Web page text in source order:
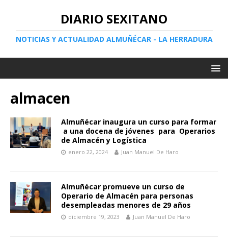
DIARIO SEXITANO
NOTICIAS Y ACTUALIDAD ALMUÑÉCAR - LA HERRADURA
almacen
Almuñécar inaugura un curso para formar
a una docena de jóvenes para Operarios
de Almacén y Logística
enero 22, 2024 Juan Manuel De Haro
Almuñécar promueve un curso de
Operario de Almacén para personas
desempleadas menores de 29 años
diciembre 19, 2023 Juan Manuel De Haro